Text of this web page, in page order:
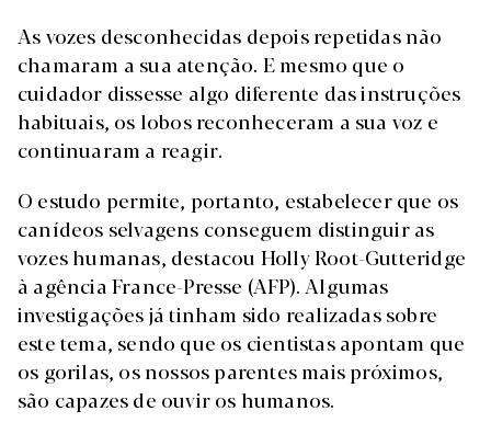
As vozes desconhecidas depois repetidas não
chamaram a sua atenção. E mesmo que o
cuidador dissesse algo diferente das instruções
habituais, os lobos reconheceram a sua voz e
continuaram a reagir.
O estudo permite, portanto, estabelecer que os
canídeos selvagens conseguem distinguir as
vozes humanas, destacou Holly Root-Gutteridge
à agência France-Presse (AFP). Algumas
investigações já tinham sido realizadas sobre
este tema, sendo que os cientistas apontam que
os gorilas, os nossos parentes mais próximos,
são capazes de ouvir os humanos.